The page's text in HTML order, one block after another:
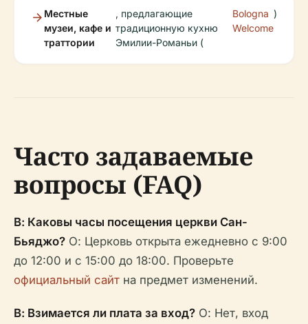
Местные
музеи, кафе и
траттории
, предлагающие
традиционную кухню
Эмилии-Романьи (
Bologna
Welcome
)
Часто задаваемые
вопросы (FAQ)
В: Каковы часы посещения церкви Сан-
Бьяджо? О: Церковь открыта ежедневно с 9:00
до 12:00 и с 15:00 до 18:00. Проверьте
официальный сайт на предмет изменений.
В: Взимается ли плата за вход? О: Нет, вход